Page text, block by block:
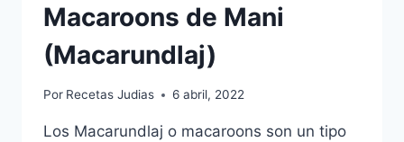
Macaroons de Mani
(Macarundlaj)
Por Recetas Judias 6 abril, 2022
Los Macarundlaj o macaroons son un tipo